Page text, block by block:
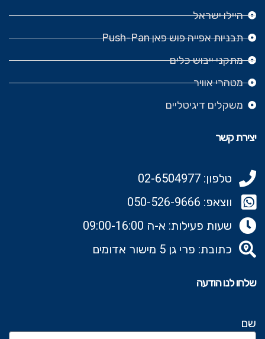
היילו ישראל
תבניות אפייה פוש פאן Push-Pan
מתקני ייבוש כלים
מטהרי אוויר
משקלים דיגיטליים
יצירת קשר
טלפון: 02-6504977
ווצאפ: 050-526-9666‬
שעות פעילות: א-ה 09:00-16:00
כתובת: פרי גן 5 מישור אדומים
שלחו לנו הודעה
שם